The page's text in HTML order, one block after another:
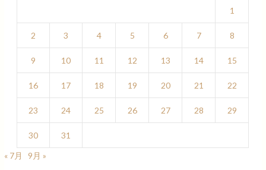
1
2 3 4 5 6 7 8
9 10 11 12 13 14 15
16 17 18 19 20 21 22
23 24 25 26 27 28 29
30
31
« 7月
9月 »